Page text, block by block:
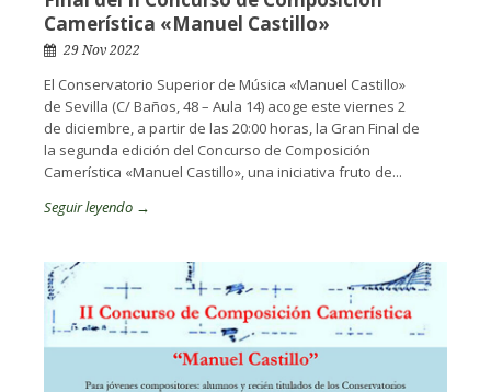
Camerística «Manuel Castillo»
29 Nov 2022
El Conservatorio Superior de Música «Manuel Castillo»
de Sevilla (C/ Baños, 48 – Aula 14) acoge este viernes 2
de diciembre, a partir de las 20:00 horas, la Gran Final de
la segunda edición del Concurso de Composición
Camerística «Manuel Castillo», una iniciativa fruto de...
Seguir leyendo →